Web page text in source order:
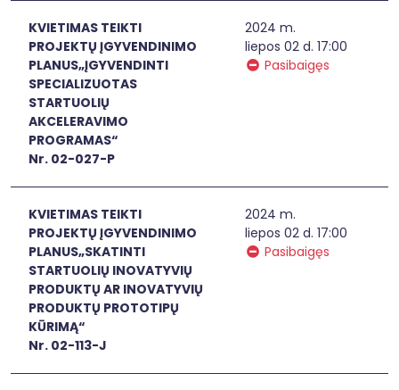
KVIETIMAS TEIKTI
PROJEKTŲ ĮGYVENDINIMO
PLANUS„ĮGYVENDINTI
SPECIALIZUOTAS
STARTUOLIŲ
AKCELERAVIMO
PROGRAMAS“
Nr. 02-027-P
2024 m.
liepos 02 d. 17:00
Pasibaigęs
KVIETIMAS TEIKTI
PROJEKTŲ ĮGYVENDINIMO
PLANUS„SKATINTI
STARTUOLIŲ INOVATYVIŲ
PRODUKTŲ AR INOVATYVIŲ
PRODUKTŲ PROTOTIPŲ
KŪRIMĄ“
Nr. 02-113-J
2024 m.
liepos 02 d. 17:00
Pasibaigęs